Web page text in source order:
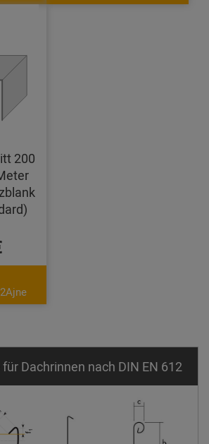
200
Dachrinnen nach DIN EN 612